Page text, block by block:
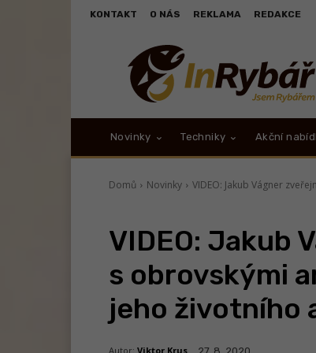
KONTAKT O NÁS REKLAMA REDAKCE
Novinky Techniky Akční
Domů Novinky VIDEO: Jakub Vágner
VIDEO: Jakub
s obrovskými
jeho životního
Autor: Viktor Krus